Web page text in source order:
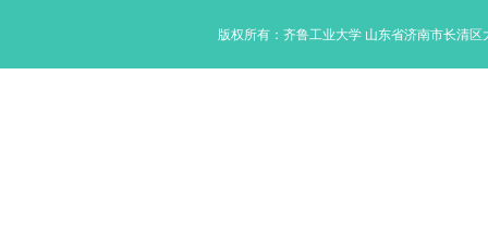
版权所有：齐鲁工业大学 山东省济南市长清区